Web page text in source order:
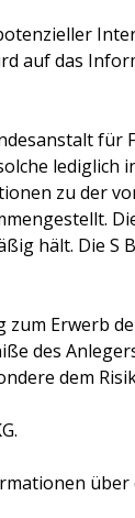
auf das
für
zu der
hält. Die S
Erwerb
des
dem
.